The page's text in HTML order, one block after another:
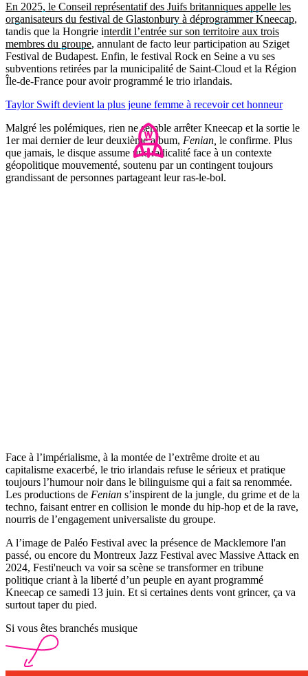
En 2025, le Conseil représentatif des Juifs britanniques appelle les
organisateurs du festival de Glastonbury à déprogrammer Kneecap,
tandis que la Hongrie interdit l’entrée sur son territoire aux trois
membres du groupe, annulant de facto leur participation au Sziget
Festival de Budapest. Enfin, le festival Rock en Seine a vu ses
subventions retirées par la municipalité de Saint-Cloud et la Région
Île-de-France pour avoir programmé le trio irlandais.
Taylor Swift devient la plus jeune femme à recevoir cet honneur
Malgré les polémiques, rien ne semble arrêter Kneecap et la sortie le
1er mai dernier de leur deuxième album, Fenian, le confirme. Plus
que jamais, le disque assume une radicalité face à un contexte
géopolitique mouvementé, soutenu par un contingent toujours
grandissant de personnes partageant leur ras-le-bol.
Face à l’impérialisme, à la montée de l’extrême droite et au
capitalisme exacerbé, le trio irlandais refuse le sérieux et pratique
toujours l’humour noir dans le bilinguisme qui a fait sa renommée.
Les productions de Fenian s’inspirent de la jungle, du grime et de la
techno, faisant entrer en collision le monde du hip-hop et de la rave,
nourris de l’engagement universaliste du groupe.
A l’image de Paléo Festival avec la présence de Macklemore l'an
passé, ou encore du Montreux Jazz Festival avec Massive Attack en
2024, Festi'neuch va voir sa scène se transformer en tribune
politique criant à la liberté d’un peuple en ayant programmé
Kneecap ce samedi 13 juin. Et si certaines dents vont grincer, ça va
surtout taper du pied.
Si vous êtes branchés musique